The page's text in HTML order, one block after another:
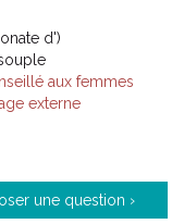
d')
aux femmes
externe
une question ›